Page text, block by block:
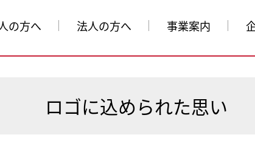
の方へ 法人の方へ 事業案内
ロゴに込められた思い